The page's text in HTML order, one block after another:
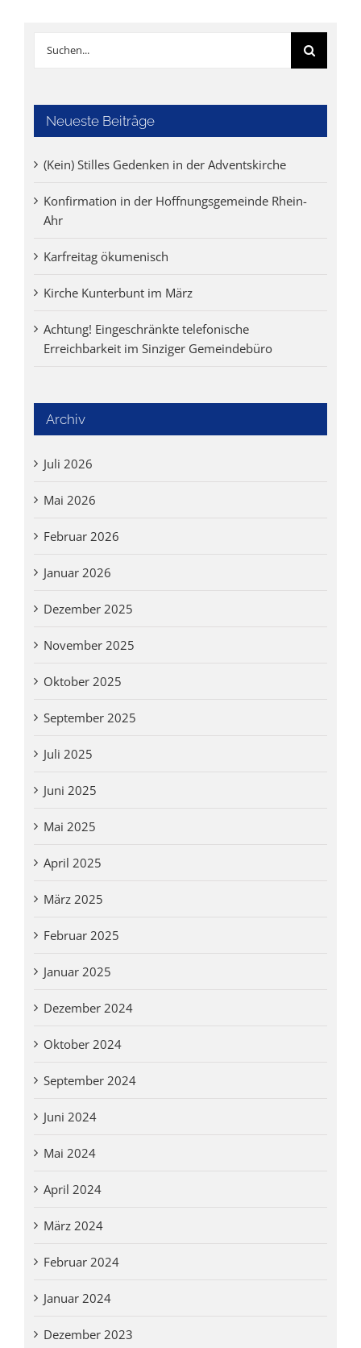
Neueste Beiträge
(Kein) Stilles Gedenken in der Adventskirche
Konfirmation in der Hoffnungsgemeinde Rhein-
Ahr
Karfreitag ökumenisch
Kirche Kunterbunt im März
Achtung! Eingeschränkte telefonische
Erreichbarkeit im Sinziger Gemeindebüro
Archiv
Juli 2026
Mai 2026
Februar 2026
Januar 2026
Dezember 2025
November 2025
Oktober 2025
September 2025
Juli 2025
Juni 2025
Mai 2025
April 2025
März 2025
Februar 2025
Januar 2025
Dezember 2024
Oktober 2024
September 2024
Juni 2024
Mai 2024
April 2024
März 2024
Februar 2024
Januar 2024
Dezember 2023